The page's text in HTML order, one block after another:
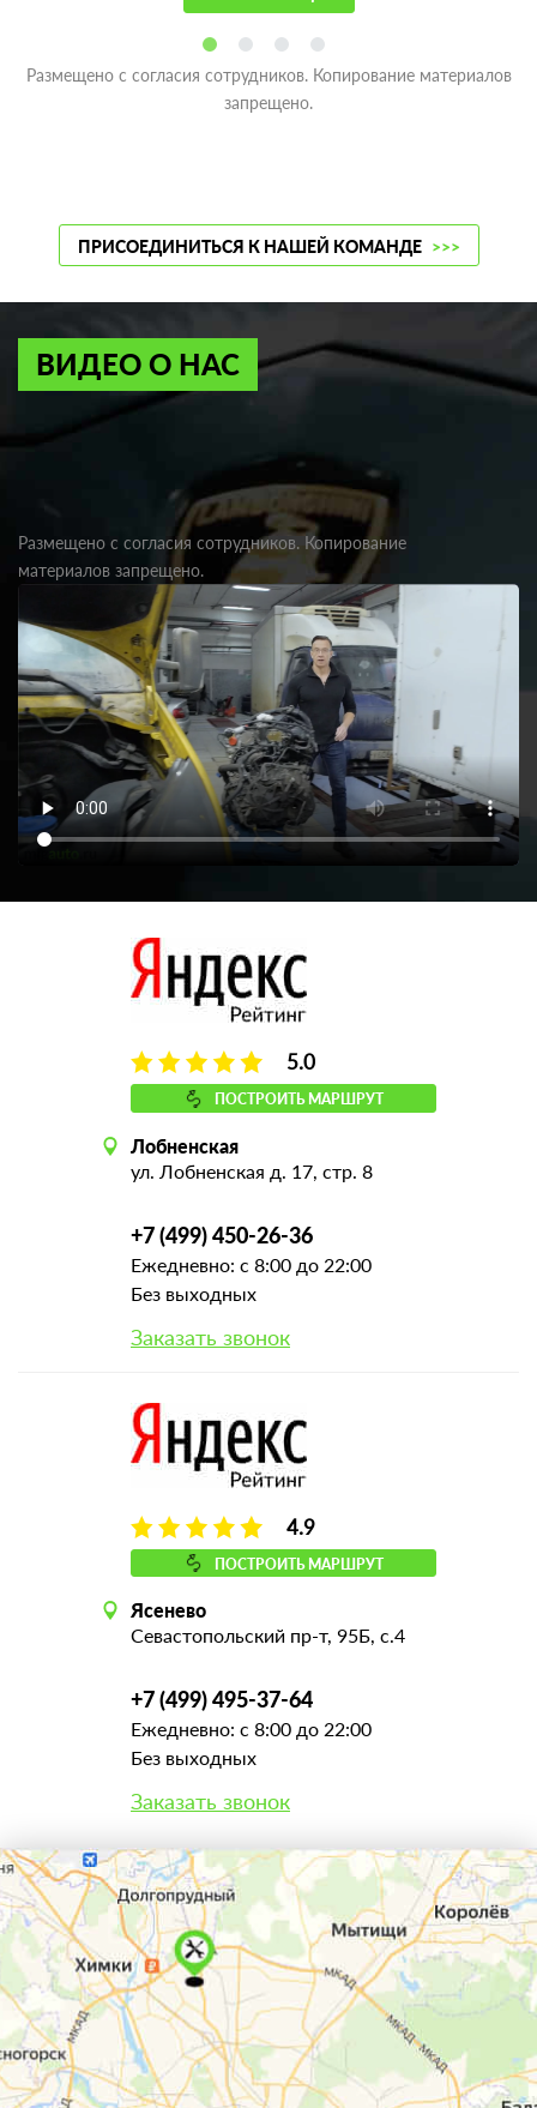
Размещено с согласия сотрудников. Копирование материалов
запрещено.
ПРИСОЕДИНИТЬСЯ К НАШЕЙ КОМАНДЕ >>>
ВИДЕО О НАС
Размещено с согласия сотрудников. Копирование
материалов запрещено.
5.0
ПОСТРОИТЬ МАРШРУТ
Лобненская
ул. Лобненская д. 17, стр. 8
+7 (499) 450-26-36
Ежедневно: с 8:00 до 22:00
Без выходных
Заказать звонок
4.9
ПОСТРОИТЬ МАРШРУТ
Ясенево
Севастопольский пр-т, 95Б, с.4
+7 (499) 495-37-64
Ежедневно: с 8:00 до 22:00
Без выходных
Заказать звонок